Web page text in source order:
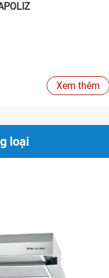
Xem thêm
loại